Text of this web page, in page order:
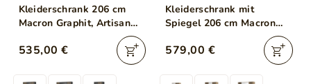
Kleiderschrank 206 cm
Macron Graphit, Artisan
535,00 €
Kleiderschrank mit
Spiegel 206 cm Macron
Artisan Eiche, Schwarz
579,00 €